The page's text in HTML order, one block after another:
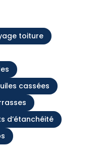
toiture
cassées
d’étanchéité